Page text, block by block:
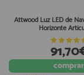
Attwood Luz LED de
Horizonte
comprar